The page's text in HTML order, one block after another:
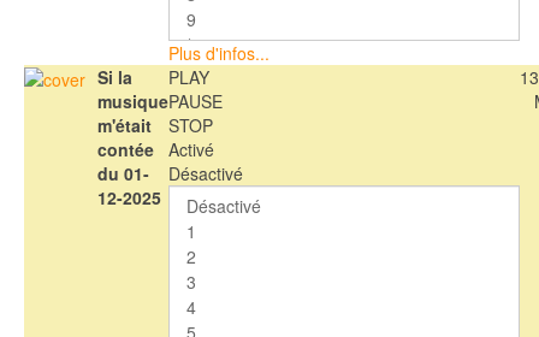
Plus d'infos...
Si la
musique
m'était
contée
du 01-
12-2025
PLAY
PAUSE
STOP
Activé
Désactivé